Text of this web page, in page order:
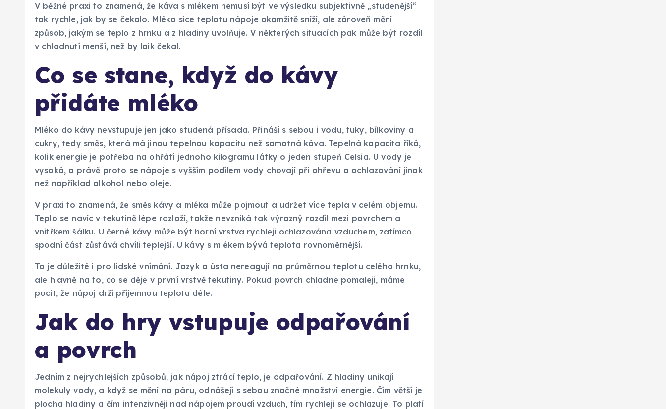
V běžné praxi to znamená, že káva s mlékem nemusí být ve výsledku subjektivně „studenější“
tak rychle, jak by se čekalo. Mléko sice teplotu nápoje okamžitě sníží, ale zároveň mění
způsob, jakým se teplo z hrnku a z hladiny uvolňuje. V některých situacích pak může být rozdíl
v chladnutí menší, než by laik čekal.
Co se stane, když do kávy
přidáte mléko
Mléko do kávy nevstupuje jen jako studená přísada. Přináší s sebou i vodu, tuky, bílkoviny a
cukry, tedy směs, která má jinou tepelnou kapacitu než samotná káva. Tepelná kapacita říká,
kolik energie je potřeba na ohřátí jednoho kilogramu látky o jeden stupeň Celsia. U vody je
vysoká, a právě proto se nápoje s vyšším podílem vody chovají při ohřevu a ochlazování jinak
než například alkohol nebo oleje.
V praxi to znamená, že směs kávy a mléka může pojmout a udržet více tepla v celém objemu.
Teplo se navíc v tekutině lépe rozloží, takže nevzniká tak výrazný rozdíl mezi povrchem a
vnitřkem šálku. U černé kávy může být horní vrstva rychleji ochlazována vzduchem, zatímco
spodní část zůstává chvíli teplejší. U kávy s mlékem bývá teplota rovnoměrnější.
To je důležité i pro lidské vnímání. Jazyk a ústa nereagují na průměrnou teplotu celého hrnku,
ale hlavně na to, co se děje v první vrstvě tekutiny. Pokud povrch chladne pomaleji, máme
pocit, že nápoj drží příjemnou teplotu déle.
Jak do hry vstupuje odpařování
a povrch
Jedním z nejrychlejších způsobů, jak nápoj ztrácí teplo, je odpařování. Z hladiny unikají
molekuly vody, a když se mění na páru, odnášejí s sebou značné množství energie. Čím větší je
plocha hladiny a čím intenzivněji nad nápojem proudí vzduch, tím rychleji se ochlazuje. To platí